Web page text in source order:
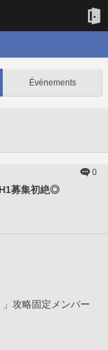
Événements
0
募集初絶◎
攻略固定メンバー